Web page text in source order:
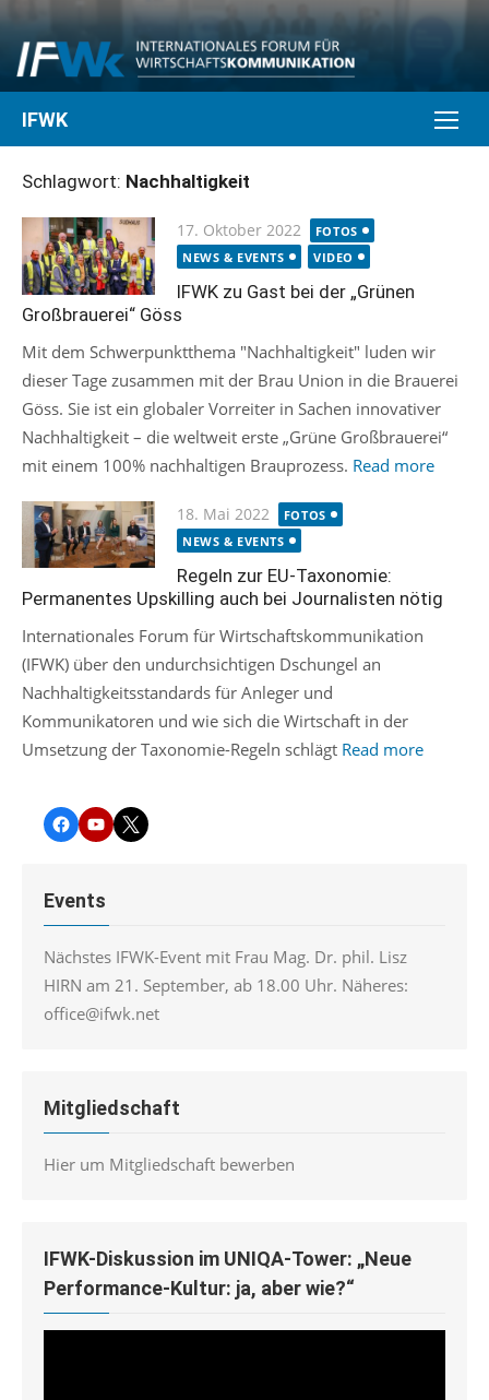
Skip
content
IFWK
Schlagwort: Nachhaltigkeit
Posted
on
17. Oktober 2022
FOTOS
NEWS & EVENTS
VIDEO
IFWK zu Gast bei der „Grünen
Großbrauerei“ Göss
Mit dem Schwerpunktthema "Nachhaltigkeit" luden wir
dieser Tage zusammen mit der Brau Union in die Brauerei
Göss. Sie ist ein globaler Vorreiter in Sachen innovativer
Nachhaltigkeit – die weltweit erste „Grüne Großbrauerei“
mit einem 100% nachhaltigen Brauprozess. Read more
Posted
on
18. Mai 2022
FOTOS
NEWS & EVENTS
Regeln zur EU-Taxonomie:
Permanentes Upskilling auch bei Journalisten nötig
Internationales Forum für Wirtschaftskommunikation
(IFWK) über den undurchsichtigen Dschungel an
Nachhaltigkeitsstandards für Anleger und
Kommunikatoren und wie sich die Wirtschaft in der
Umsetzung der Taxonomie-Regeln schlägt Read more
Facebook
YouTubeTwitter
Events
Nächstes IFWK-Event mit Frau Mag. Dr. phil. Lisz
HIRN am 21. September, ab 18.00 Uhr. Näheres:
office@ifwk.net
Mitgliedschaft
Hier um Mitgliedschaft bewerben
IFWK-Diskussion im UNIQA-Tower: „Neue
Performance-Kultur: ja, aber wie?“